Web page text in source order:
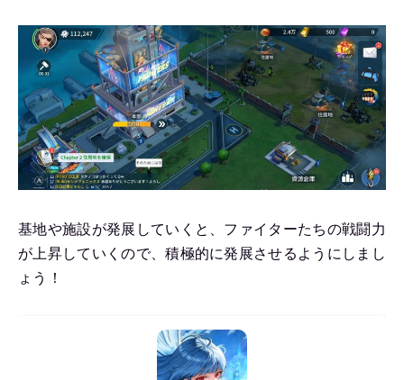
基地や施設が発展していくと、ファイターたちの戦闘力
が上昇していくので、積極的に発展させるようにしまし
ょう！